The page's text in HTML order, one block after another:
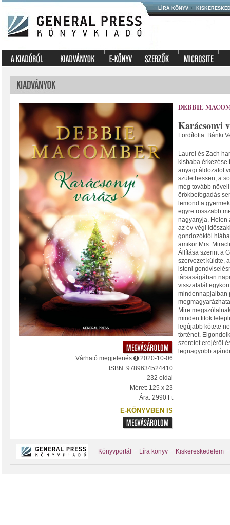
LÍRA KÖNYV
Várható megjelenés:
2020-10-06
ISBN: 9789634524410
232 oldal
Méret: 125 x 23
Ára: 2990 Ft
E-KÖNYVBEN IS
DEBBIE
Karácsonyi
Fordította: Bánki
Laurel és Zach
kisbaba érkezése
anyagi áldozatot
születhessen; a
még tovább
örökbefogadás
lemond a
egyre rosszabb
nagyanyja, Helen
az év végi
gondozóktól
amikor Mrs.
Állítása szerint a
szervezet küldte,
isteni
társaságában
visszatalál
mindennapjaiban
Mire
minden titok
legújabb kötete
történet.
szeretet erejéről
legnagyobb
Könyvportál Líra könyv Kiskereskedelem